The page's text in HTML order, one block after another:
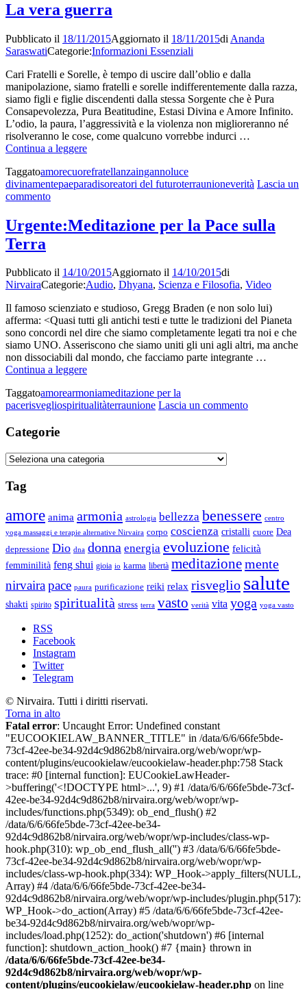
La vera guerra
Pubblicato il 18/11/2015Aggiornato il 18/11/2015di Ananda
SaraswatiCategorie:Informazioni Essenziali
Cari Fratelli e Sorelle, è tempo di uscire dall’oblio e dalla
manipolazione, siamo fratelli e sorelle indifferentemente dalla razza,
siamo figli e figlie discendenti dalla stessa Sorgente che è Pura
Consapevolezza, Pura Beatitudine, Estasi Divina e Amore Infinito.
L’odio, la paura, l’aggressività e la violenza non miglioreranno né
risolveranno le cose, come qualcuno vorrebbe indurci …
Continua a leggereLa
guerra
Taggatoamorecuorefratellanzaingannoluce
divinamentepaeparadisoreatori del futuroterraunioneverità Lascia un
commentosu
vera
guerra
Urgente:Meditazione per la Pace sulla
Terra
Pubblicato il 14/10/2015Aggiornato il 14/10/2015di
NirvairaCategorie:Audio, Dhyana, Scienza e Filosofia, Video
Il famoso scienziato e studioso, Gregg Braden (e non solo lui)
afferma: <Quasi tutti gli antichi testi e tutte le tradizioni del Pianeta
sono concordi nel dire che siamo completamente legati tra noi e che
siamo UNO. Asseriscono che siamo uniti gli uni agli altri, ma anche
non dissociabili dal mondo, che facciamo parte integrante …
Continua a leggereUrgente:Meditazione
la
Pace
Taggatoamorearmoniameditazione per la
pacerisvegliospiritualitàterraunione Lascia un commentosu
Categorie
Categorie
Tag
amore anima armonia astrologia bellezza benessere centro
yoga massaggi e terapie alternative Nirvaira corpo coscienza cristalli cuore Dea
depressione Dio dna donna energia evoluzione felicità
femminilità feng shui gioia io karma libertà meditazionemente
nirvairapace paura purificazione reiki relax risveglio salute
shakti spirito spiritualità stress terra vasto verità vita yoga yoga vasto
RSS
Facebook
Instagram
Twitter
Telegram
© Nirvaira. Tutti i diritti riservati.
Torna in alto
Fatal error: Uncaught Error: Undefined constant
"EUCOOKIELAW_BANNER_TITLE" in /data/6/6/66fe5bde-
73cf-42ee-be34-92d4c9d862b8/nirvaira.org/web/wopr/wp-
content/plugins/eucookielaw/eucookielaw-header.php:758 Stack
trace: #0 [internal function]: EUCookieLawHeader-
>buffering('<!DOCTYPE html>...', 9) #1 /data/6/6/66fe5bde-73cf-
42ee-be34-92d4c9d862b8/nirvaira.org/web/wopr/wp-
includes/functions.php(5349): ob_end_flush() #2
/data/6/6/66fe5bde-73cf-42ee-be34-
92d4c9d862b8/nirvaira.org/web/wopr/wp-includes/class-wp-
hook.php(310): wp_ob_end_flush_all('') #3 /data/6/6/66fe5bde-
73cf-42ee-be34-92d4c9d862b8/nirvaira.org/web/wopr/wp-
includes/class-wp-hook.php(334): WP_Hook->apply_filters(NULL,
Array) #4 /data/6/6/66fe5bde-73cf-42ee-be34-
92d4c9d862b8/nirvaira.org/web/wopr/wp-includes/plugin.php(517):
WP_Hook->do_action(Array) #5 /data/6/6/66fe5bde-73cf-42ee-
be34-92d4c9d862b8/nirvaira.org/web/wopr/wp-
includes/load.php(1252): do_action('shutdown') #6 [internal
function]: shutdown_action_hook() #7 {main} thrown in
/data/6/6/66fe5bde-73cf-42ee-be34-
92d4c9d862b8/nirvaira.org/web/wopr/wp-
content/plugins/eucookielaw/eucookielaw-header.php on line